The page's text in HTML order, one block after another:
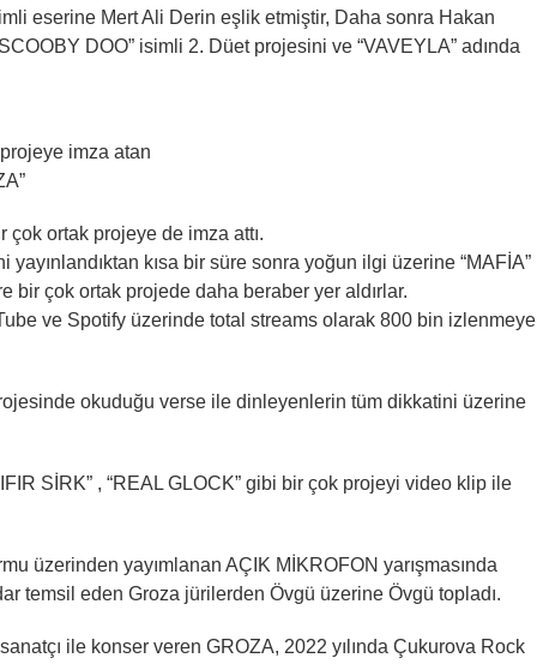
eserine Mert Ali Derin eşlik etmiştir, Daha sonra Hakan
DOO” isimli 2. Düet projesini ve “VAVEYLA” adında
imza atan
çok ortak projeye de imza attı.
yayınlandıktan kısa bir süre sonra yoğun ilgi üzerine “MAFİA”
bir çok ortak projede daha beraber yer aldırlar.
ve Spotify üzerinde total streams olarak 800 bin izlenmeye
okuduğu verse ile dinleyenlerin tüm dikkatini üzerine
SİRK” , “REAL GLOCK” gibi bir çok projeyi video klip ile
üzerinden yayımlanan AÇIK MİKROFON yarışmasında
temsil eden Groza jürilerden Övgü üzerine Övgü topladı.
ile konser veren GROZA, 2022 yılında Çukurova Rock